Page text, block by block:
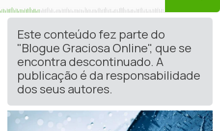
Este conteúdo fez parte do
"Blogue Graciosa Online", que se
encontra descontinuado. A
publicação é da responsabilidade
dos seus autores.